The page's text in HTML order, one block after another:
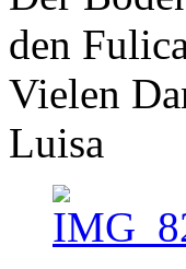
den
Vielen
Luisa